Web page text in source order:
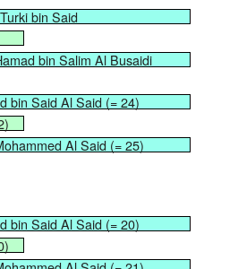
bin Said
bin Salim Al Busaidi
bin Said Al Said (= 24)
Al Said (= 25)
bin Said Al Said (= 20)